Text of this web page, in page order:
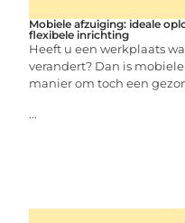
Mobiele afzuiging: ideale
flexibele inrichting
Heeft u een werkplaats
verandert? Dan is
manier om toch een
...